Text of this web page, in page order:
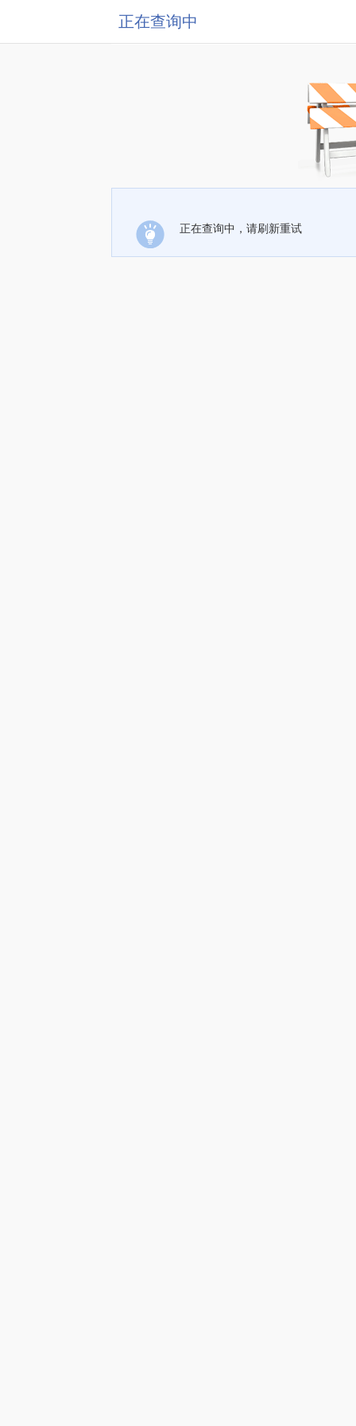
正在查询中
正在查询中，请刷新重试